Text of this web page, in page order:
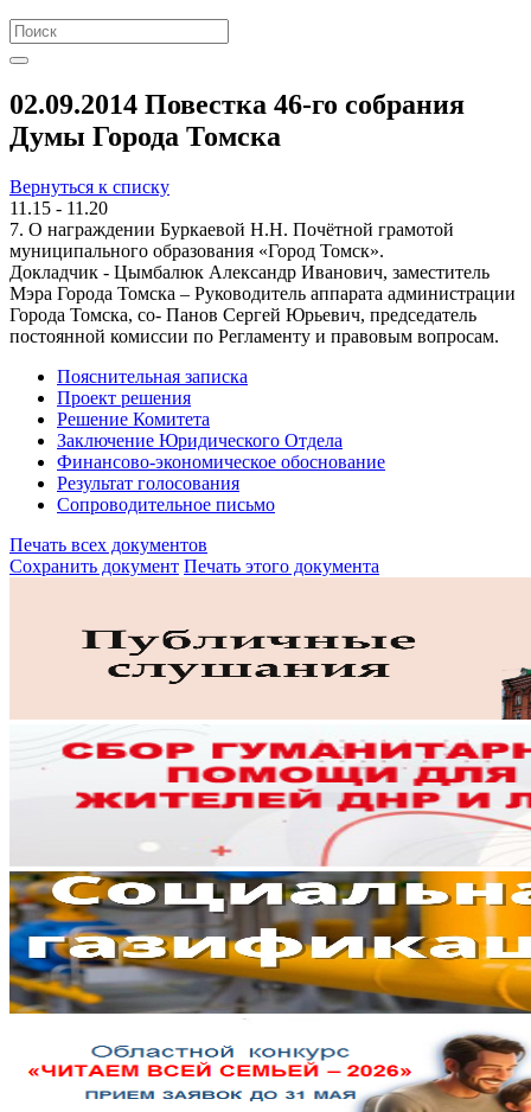
02.09.2014 Повестка 46-го собрания
Думы Города Томска
Вернуться к списку
11.15 - 11.20
7. О награждении Буркаевой Н.Н. Почётной грамотой
муниципального образования «Город Томск».
Докладчик - Цымбалюк Александр Иванович, заместитель
Мэра Города Томска – Руководитель аппарата администрации
Города Томска, со- Панов Сергей Юрьевич, председатель
постоянной комиссии по Регламенту и правовым вопросам.
Пояснительная записка
Проект решения
Решение Комитета
Заключение Юридического Отдела
Финансово-экономическое обоснование
Результат голосования
Сопроводительное письмо
Печать всех документов
Сохранить документ Печать этого документа